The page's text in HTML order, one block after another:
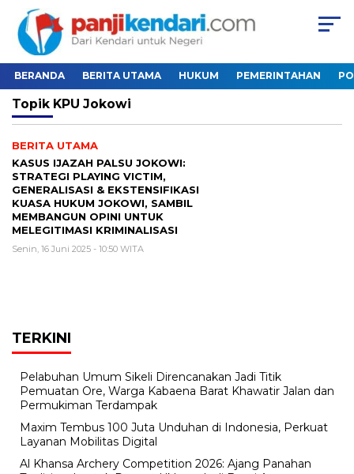
BERANDA BERITA UTAMA HUKUM PEMERINTAHAN
Topik KPU Jokowi
BERITA UTAMA
KASUS IJAZAH PALSU JOKOWI:
STRATEGI PLAYING VICTIM,
GENERALISASI & EKSTENSIFIKASI
KUASA HUKUM JOKOWI, SAMBIL
MEMBANGUN OPINI UNTUK
MELEGITIMASI KRIMINALISASI
Senin, 16 Juni 2025 - 10:50 WITA
TERKINI
Pelabuhan Umum Sikeli Direncanakan Jadi Titik
Pemuatan Ore, Warga Kabaena Barat Khawatir Jalan dan
Permukiman Terdampak
Maxim Tembus 100 Juta Unduhan di Indonesia, Perkuat
Layanan Mobilitas Digital
Al Khansa Archery Competition 2026: Ajang Panahan